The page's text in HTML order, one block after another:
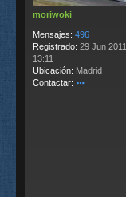
moriwoki
Mensajes: 496
Registrado: 29 Jun 2011
13:11
Ubicación: Madrid
Contactar: